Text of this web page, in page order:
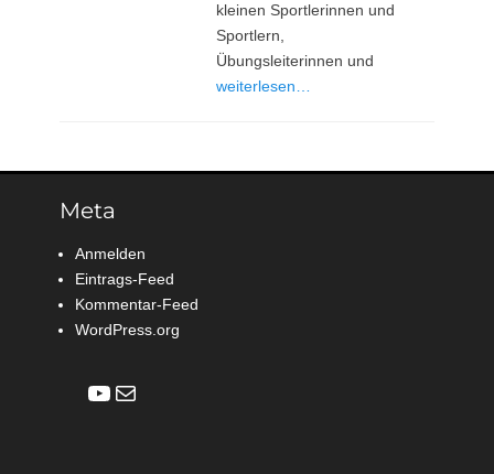
kleinen Sportlerinnen und
Sportlern,
Übungsleiterinnen und
weiterlesen…
Meta
Anmelden
Eintrags-Feed
Kommentar-Feed
WordPress.org
YouTube
E-Mail